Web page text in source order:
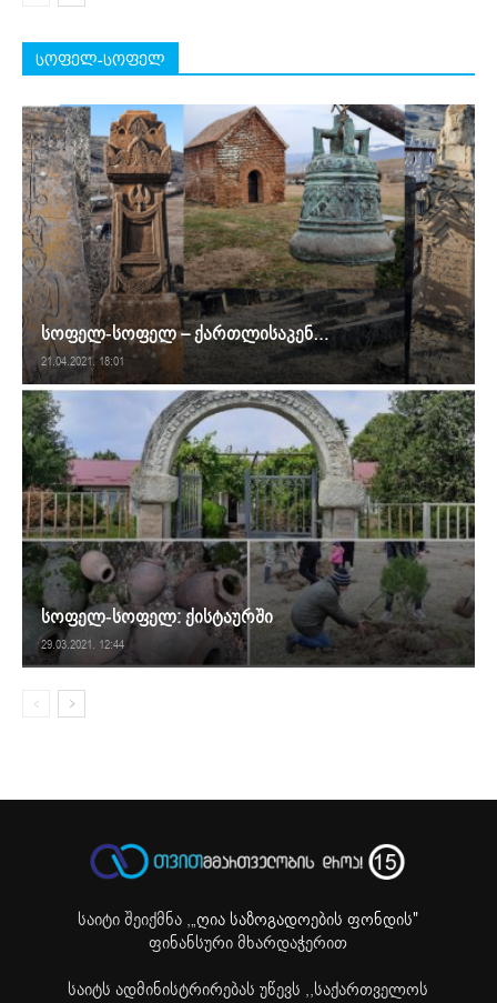
სოფელ-სოფელ
სოფელ-სოფელ – ქართლისაკენ…
21.04.2021. 18:01
სოფელ-სოფელ: ქისტაურში
29.03.2021. 12:44
საიტი შეიქმნა ,„ღია საზოგადოების ფონდის"
ფინანსური მხარდაჭერით
საიტს ადმინისტრირებას უწევს ,,საქართველოს